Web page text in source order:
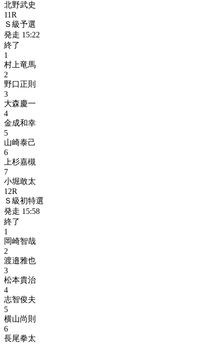
北野武史
11R
Ｓ級予選
発走 15:22
終了
1
村上竜馬
2
野口正則
3
大森慶一
4
金成和幸
5
山崎泰己
6
上杉嘉槻
7
小堀敢太
12R
Ｓ級初特選
発走 15:58
終了
1
岡崎智哉
2
渡邉雅也
3
松本貴治
4
志智俊夫
5
横山尚則
6
長尾拳太